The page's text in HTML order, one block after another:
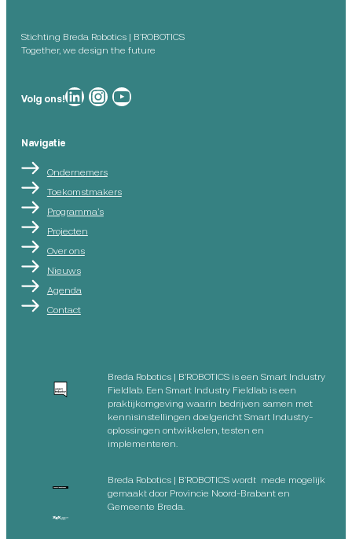
Stichting Breda Robotics | B’ROBOTICS
Together, we design the future
Volg ons!Breda Robotics op Breda Robotics op Instagram
Breda Robotics op
Navigatie
Ondernemers
Toekomstmakers
Programma’s
Projecten
Over ons
Nieuws
Agenda
Contact
Breda Robotics | B’ROBOTICS is een Smart Industry
Fieldlab. Een Smart Industry Fieldlab is een
praktijkomgeving waarin bedrijven samen met
kennisinstellingen doelgericht Smart Industry-
oplossingen ontwikkelen, testen en
implementeren.
Breda Robotics | B’ROBOTICS wordt mede mogelijk
gemaakt door Provincie Noord-Brabant en
Gemeente Breda.